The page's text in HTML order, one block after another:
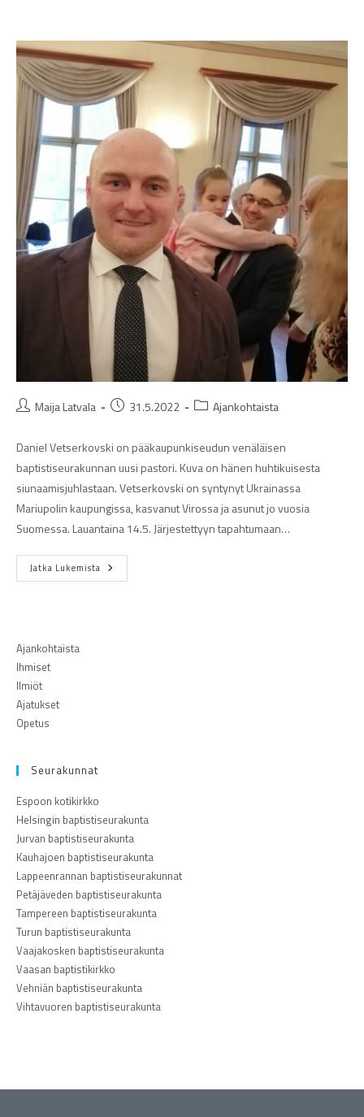
Maija Latvala 31.5.2022 Ajankohtaista
Daniel Vetserkovski on pääkaupunkiseudun venäläisen
baptistiseurakunnan uusi pastori. Kuva on hänen huhtikuisesta
siunaamisjuhlastaan. Vetserkovski on syntynyt Ukrainassa
Mariupolin kaupungissa, kasvanut Virossa ja asunut jo vuosia
Suomessa. Lauantaina 14.5. Järjestettyyn tapahtumaan…
Jatka Lukemista
Ajankohtaista
Ihmiset
Ilmiöt
Ajatukset
Opetus
Seurakunnat
Espoon kotikirkko
Helsingin baptistiseurakunta
Jurvan baptistiseurakunta
Kauhajoen baptistiseurakunta
Lappeenrannan baptistiseurakunnat
Petäjäveden baptistiseurakunta
Tampereen baptistiseurakunta
Turun baptistiseurakunta
Vaajakosken baptistiseurakunta
Vaasan baptistikirkko
Vehniän baptistiseurakunta
Vihtavuoren baptistiseurakunta